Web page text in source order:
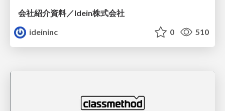
会社紹介資料／Idein株式会社
ideininc
0 510